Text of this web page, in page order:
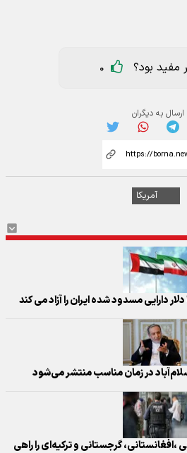
مفید بود؟ 0
ارسال به دیگران
آمریکا
دارایی مسدود شده ایران را آزاد می کند
در زمان مناسب منتشر می‌شود
،افغانستانی، گرجستانی و ترکیه‌ای را راهی